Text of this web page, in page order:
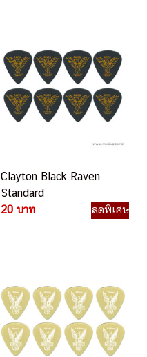
Clayton Black Raven
Standard
20 บาท
ลดพิเศษ